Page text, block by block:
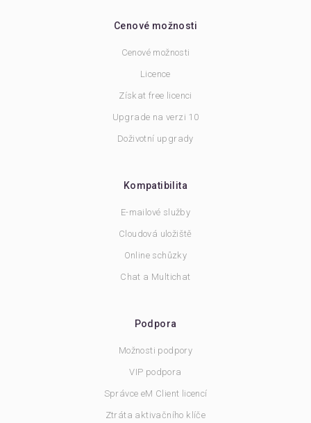
Cenové možnosti
Cenové možnosti
Licence
Získat free licenci
Upgrade na verzi 10
Doživotní upgrady
Kompatibilita
E-mailové služby
Cloudová uložiště
Online schůzky
Chat a Multichat
Podpora
Možnosti podpory
VIP podpora
Správce eM Client licencí
Ztráta aktivačního klíče